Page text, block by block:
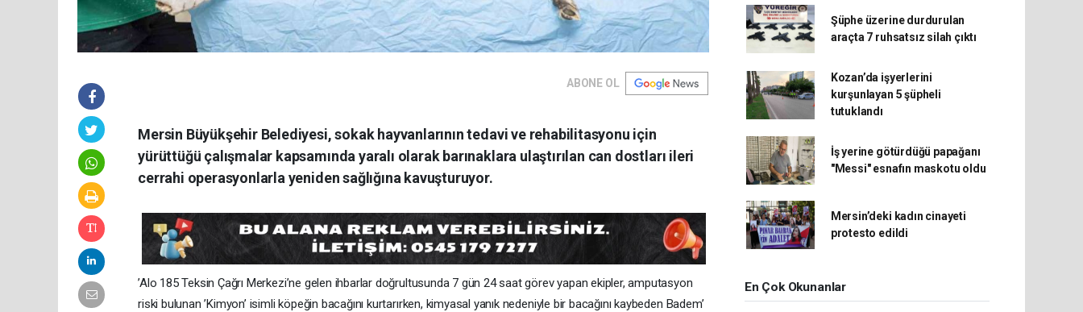
ABONE OL
Mersin Büyükşehir Belediyesi, sokak hayvanlarının tedavi ve rehabilitasyonu için
yürüttüğü çalışmalar kapsamında yaralı olarak barınaklara ulaştırılan can dostları ileri
cerrahi operasyonlarla yeniden sağlığına kavuşturuyor.
’Alo 185 Teksin Çağrı Merkezi’ne gelen ihbarlar doğrultusunda 7 gün 24 saat görev yapan ekipler, amputasyon
riski bulunan ’Kimyon’ isimli köpeğin bacağını kurtarırken, kimyasal yanık nedeniyle bir bacağını kaybeden Badem’
Şüphe üzerine durdurulan
araçta 7 ruhsatsız silah çıktı
Kozan’da işyerlerini
kurşunlayan 5 şüpheli
tutuklandı
İş yerine götürdüğü papağanı
"Messi" esnafın maskotu oldu
Mersin’deki kadın cinayeti
protesto edildi
En Çok Okunanlar